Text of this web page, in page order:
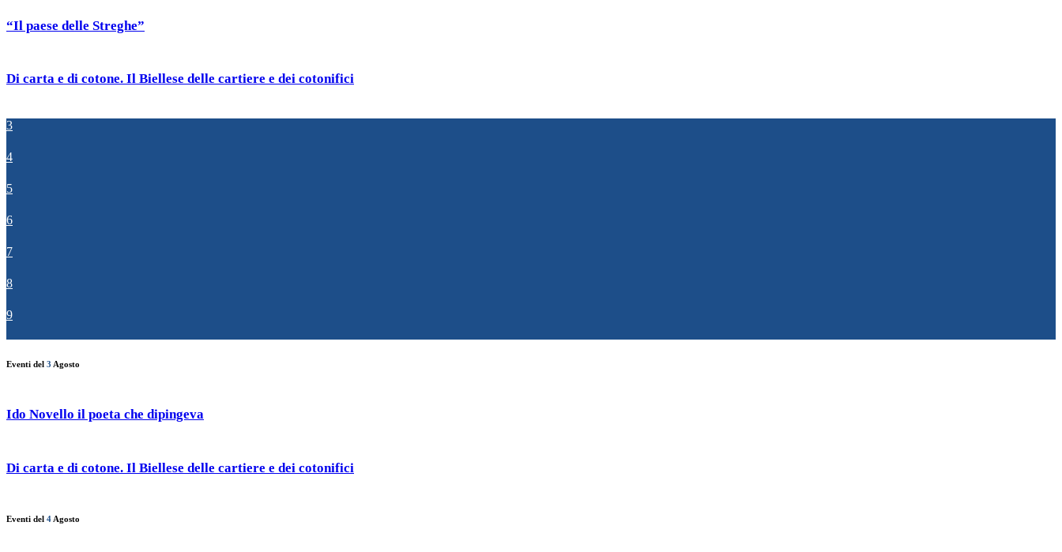
“Il paese delle Streghe”
Di carta e di cotone. Il Biellese delle cartiere e dei cotonifici
3
4
5
6
7
8
9
Eventi del 3 Agosto
Ido Novello il poeta che dipingeva
Di carta e di cotone. Il Biellese delle cartiere e dei cotonifici
Eventi del 4 Agosto